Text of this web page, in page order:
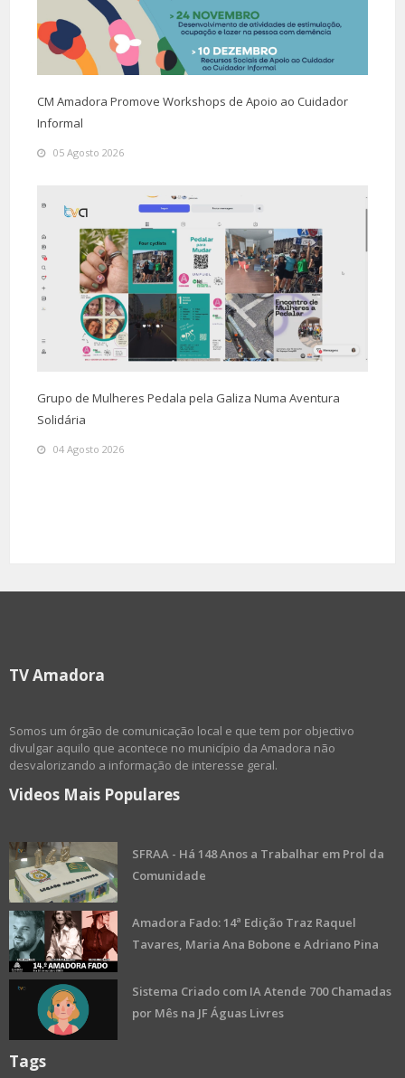
CM Amadora Promove Workshops de Apoio ao Cuidador
Informal
05 Agosto 2026
Grupo de Mulheres Pedala pela Galiza Numa Aventura
Solidária
04 Agosto 2026
TV Amadora
Somos um órgão de comunicação local e que tem por objectivo
divulgar aquilo que acontece no município da Amadora não
desvalorizando a informação de interesse geral.
Videos Mais Populares
SFRAA - Há 148 Anos a Trabalhar em Prol da
Comunidade
Amadora Fado: 14ª Edição Traz Raquel
Tavares, Maria Ana Bobone e Adriano Pina
Sistema Criado com IA Atende 700 Chamadas
por Mês na JF Águas Livres
Tags